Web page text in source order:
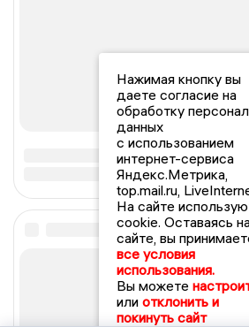
Нажимая кнопку вы
даете согласие на
обработку
данных
с использованием
интернет-сервиса
Яндекс.Метрика,
top.mail.ru,
На сайте
cookie. Оставаясь
сайте, вы
все условия
использования.
Вы можете
или отклонить и
покинуть сайт